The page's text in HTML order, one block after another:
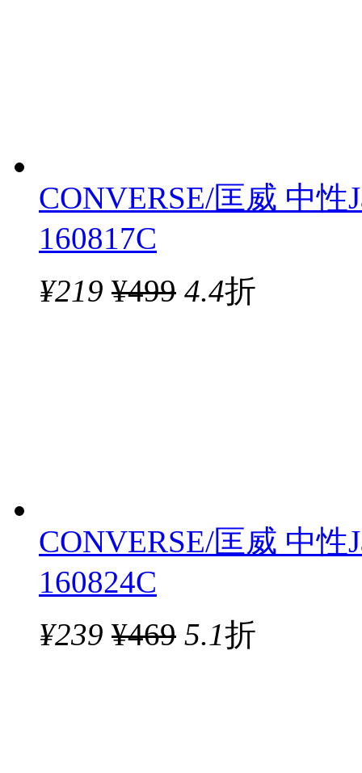
CONVERSE/匡威 中性
160817C
¥219 ¥499 4.4折
CONVERSE/匡威 中性
160824C
¥239 ¥469 5.1折